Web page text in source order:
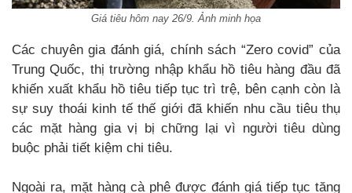
Giá tiêu hôm nay 26/9. Ảnh minh họa
Các chuyên gia đánh giá, chính sách “Zero covid” của
Trung Quốc, thị trường nhập khẩu hồ tiêu hàng đầu đã
khiến xuất khẩu hồ tiêu tiếp tục trì trệ, bên cạnh còn là
sự suy thoái kinh tế thế giới đã khiến nhu cầu tiêu thụ
các mặt hàng gia vị bị chững lại vì người tiêu dùng
buộc phải tiết kiệm chi tiêu.
Ngoài ra, mặt hàng cà phê được đánh giá tiếp tục tăng